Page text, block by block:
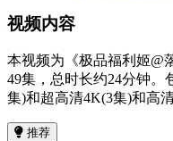
视频内容
本视频为《极品福利姬@
49集，总时长约24分钟。
集)和超高清4K(3集)和高
推荐